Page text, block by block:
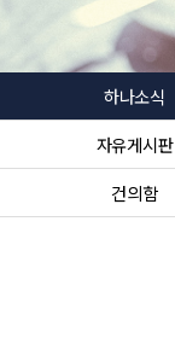
하나소식
자유게시판
건의함